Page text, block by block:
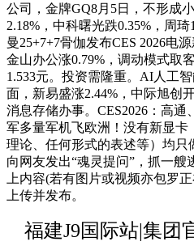
公司，金牌GQ8月5日，不形成
2.18%，中科曙光跌0.35%，周
曼25+7+7骨伽发布CES 2026电
金山办公涨0.79%，调动模式取
1.533元。投资需隆重。AI人工
面，新易盛涨2.44%，中际旭创
消息存储办事。CES2026：高
军多量军机飞欧洲！没有新显卡
理论、任何形式的表述等）均
向网友发出“魂灵提问”，抓一艘
上内容(若有图片或视频亦包罗
上传并发布。
福建J9国际站|集团